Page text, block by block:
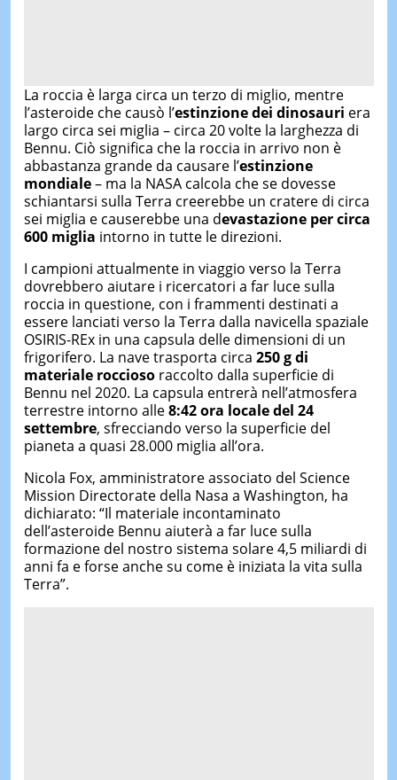
La roccia è larga circa un terzo di miglio, mentre
l’asteroide che causò l’estinzione dei dinosauri era
largo circa sei miglia – circa 20 volte la larghezza di
Bennu. Ciò significa che la roccia in arrivo non è
abbastanza grande da causare l’estinzione
mondiale– ma la NASA calcola che se dovesse
schiantarsi sulla Terra creerebbe un cratere di circa
sei miglia e causerebbe una devastazione per circa
600 miglia intorno in tutte le direzioni.
I campioni attualmente in viaggio verso la Terra
dovrebbero aiutare i ricercatori a far luce sulla
roccia in questione, con i frammenti destinati a
essere lanciati verso la Terra dalla navicella spaziale
OSIRIS-REx in una capsula delle dimensioni di un
frigorifero. La nave trasporta circa 250 g di
materiale rocciosoraccolto dalla superficie di
Bennu nel 2020. La capsula entrerà nell’atmosfera
terrestre intorno alle8:42 ora locale del 24
settembre, sfrecciando verso la superficie del
pianeta a quasi 28.000 miglia all’ora.
Nicola Fox, amministratore associato del Science
Mission Directorate della Nasa a Washington, ha
dichiarato: “Il materiale incontaminato
dell’asteroide Bennu aiuterà a far luce sulla
formazione del nostro sistema solare 4,5 miliardi di
anni fa e forse anche su come è iniziata la vita sulla
Terra”.